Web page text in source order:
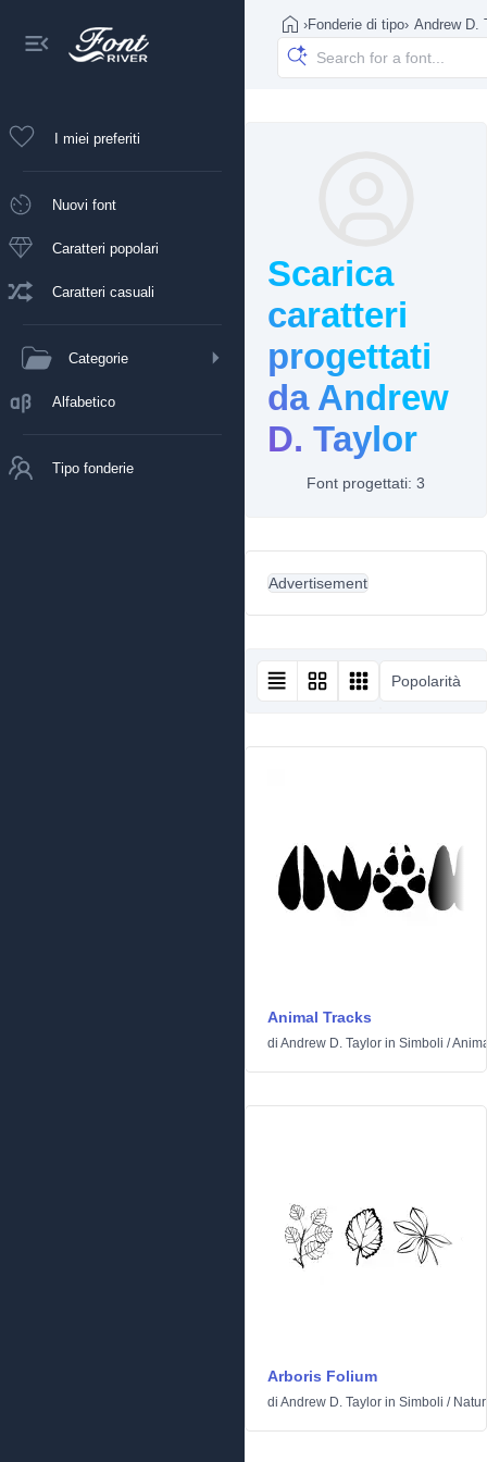
I miei preferiti
Nuovi font
Caratteri popolari
Caratteri casuali
Categorie
Alfabetico
Tipo fonderie
›Fonderie di tipo› Andrew D.
Scarica
caratteri
progettati
da Andrew
D. Taylor
Font progettati: 3
Advertisement
Popolarità
Animal Tracks
di Andrew D. Taylor in Simboli /
Arboris Folium
di Andrew D. Taylor in Simboli /